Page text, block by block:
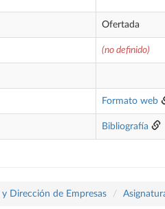
Ofertada
(no definido)
Formato web
Bibliografía
Dirección de Empresas